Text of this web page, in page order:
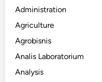
Administration
Agriculture
Agrobisnis
Analis Laboratorium
Analysis